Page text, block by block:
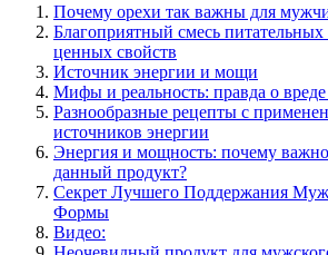
Почему орехи так важны для
Благоприятный смесь
ценных свойств
Источник энергии и мощи
Мифы и реальность: правда о вреде
Разнообразные рецепты с
источников энергии
Энергия и мощность: почему важно
данный продукт?
Секрет Лучшего Поддержания
Формы
Видео: